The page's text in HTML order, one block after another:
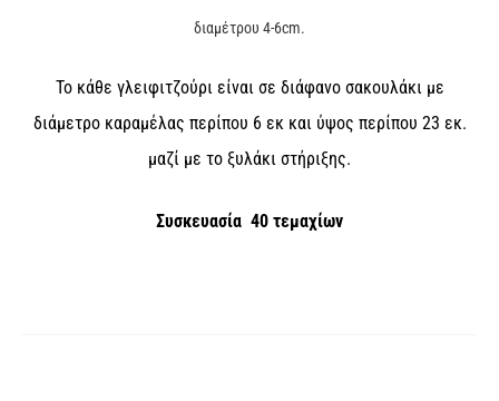
διαμέτρου 4-6cm.
Το κάθε γλειφιτζούρι είναι σε διάφανο σακουλάκι με
διάμετρο καραμέλας περίπου 6 εκ και ύψος περίπου 23 εκ.
μαζί με το ξυλάκι στήριξης.
Συσκευασία 40 τεμαχίων